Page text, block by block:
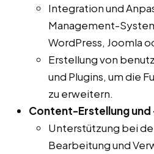
Integration und
Management-
WordPress, Joomla
Erstellung von
und Plugins, um die
zu erweitern.
Content-Erstellung und
Unterstützung bei
Bearbeitung und